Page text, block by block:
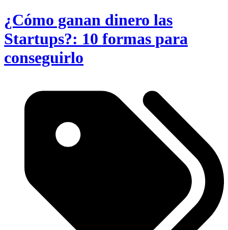
¿Cómo ganan dinero las
Startups?: 10 formas para
conseguirlo